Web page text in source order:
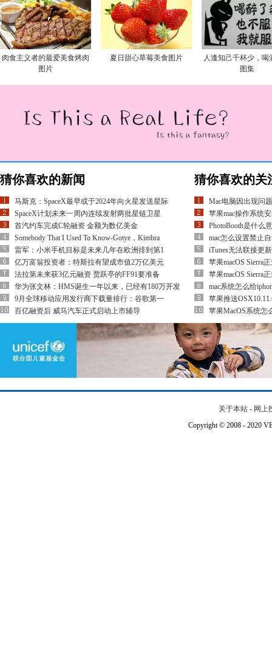
肉食主义者的最爱美食烤肉
图片
夏日甜心草莓美食图片
人逢知己千杯少，喝
图集
猜你喜欢的新闻
马斯克：SpaceX最早或于2024年向火星发送星际
SpaceX计划未来一周内连续发射两批星链卫星
首汽约车完成C轮融资 金额为数亿美金
Somebody That I Used To Know-Gotye，Kimbra
雷军：小米手机目标是未来几年在欧洲排到第1
亿万富翁投资者：特斯拉有望成市值2万亿美元
法拉第未来获3亿元融资 贾跃亭的FF91要准备
华为张文林：HMS诞生一年以来，已经有180万开发
9月全球移动应用发行商下载量排行：谷歌第一
百亿融资后 威马汽车正式启动上市辅导
猜你喜欢的关
Mac电脑因出现问
苹果mac操作系统
PhotoBooth是什么
mac怎么设置禁止
iTunes无法联接更
苹果macOS Sierra
苹果macOS Sierra
mac系统怎么给
苹果推送
苹果MacOS系统怎
关于本站 - 网上
Copyright © 2008 - 2020